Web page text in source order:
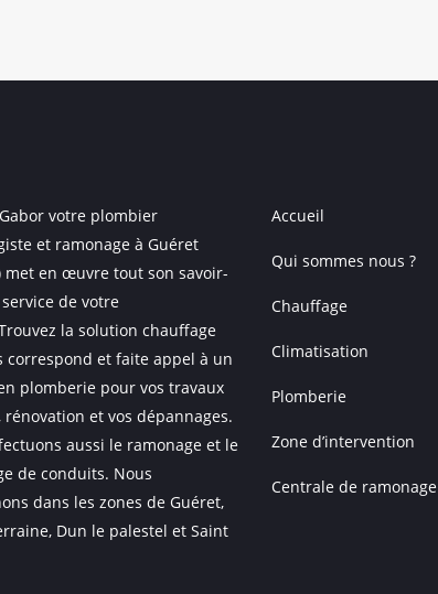
votre plombier
et ramonage à Guéret
met en œuvre tout son savoir-
de votre
la solution chauffage
correspond et faite appel à un
plomberie pour vos travaux
rénovation et vos dépannages.
aussi le ramonage et le
de conduits. Nous
dans les zones de Guéret,
Dun le palestel et Saint
Accueil
Qui sommes nous ?
Chauffage
Climatisation
Plomberie
Zone d’intervention
Centrale de ramonage